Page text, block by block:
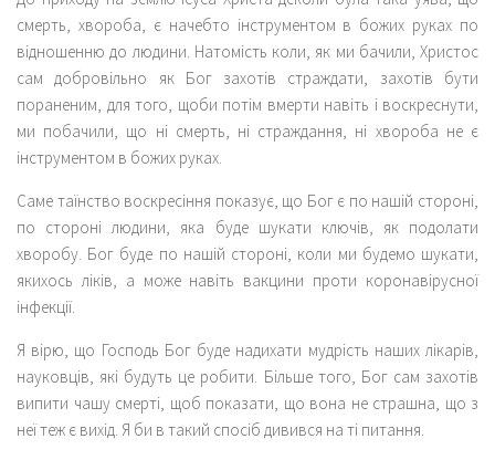
смерть, хвороба, є начебто інструментом в божих руках по
відношенню до людини. Натомість коли, як ми бачили, Христос
сам добровільно як Бог захотів страждати, захотів бути
пораненим, для того, щоби потім вмерти навіть і воскреснути,
ми побачили, що ні смерть, ні страждання, ні хвороба не є
інструментом в божих руках.
Саме таїнство воскресіння показує, що Бог є по нашій стороні,
по стороні людини, яка буде шукати ключів, як подолати
хворобу. Бог буде по нашій стороні, коли ми будемо шукати,
якихось ліків, а може навіть вакцини проти коронавірусної
інфекції.
Я вірю, що Господь Бог буде надихати мудрість наших лікарів,
науковців, які будуть це робити. Більше того, Бог сам захотів
випити чашу смерті, щоб показати, що вона не страшна, що з
неї теж є вихід. Я би в такий спосіб дивився на ті питання.